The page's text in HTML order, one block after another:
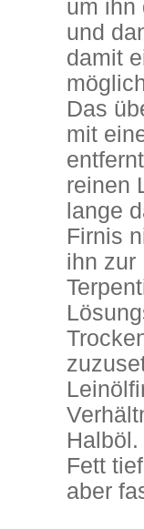
um ihn
und
damit
Das
mit
reinen
lange
Firnis
ihn zur
Fett
aber